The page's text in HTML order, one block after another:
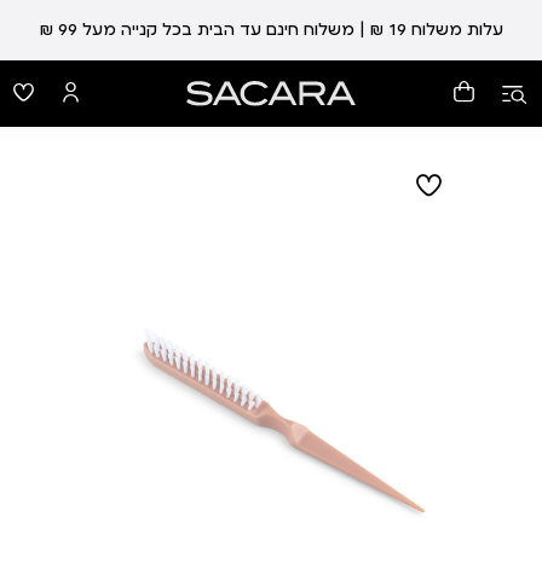
עלות משלוח 19 ₪ | משלוח חינם עד הבית בכל קנייה מעל 99 ₪